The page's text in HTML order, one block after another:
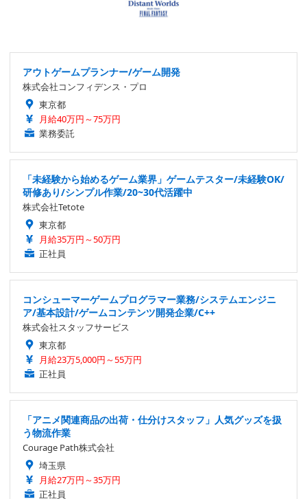
アウトゲームプランナー/ゲーム開発
株式会社コンフィデンス・プロ
東京都
月給40万円～75万円
業務委託
「未経験から始めるゲーム業界」ゲームテスター/未経験OK/
研修あり/シンプル作業/20~30代活躍中
株式会社Tetote
東京都
月給35万円～50万円
正社員
コンシューマーゲームプログラマー業務/システムエンジニ
ア/基本設計/ゲームコンテンツ開発企業/C++
株式会社スタッフサービス
東京都
月給23万5,000円～55万円
正社員
「アニメ関連商品の出荷・仕分けスタッフ」人気グッズを扱
う物流作業
Courage Path株式会社
埼玉県
月給27万円～35万円
正社員